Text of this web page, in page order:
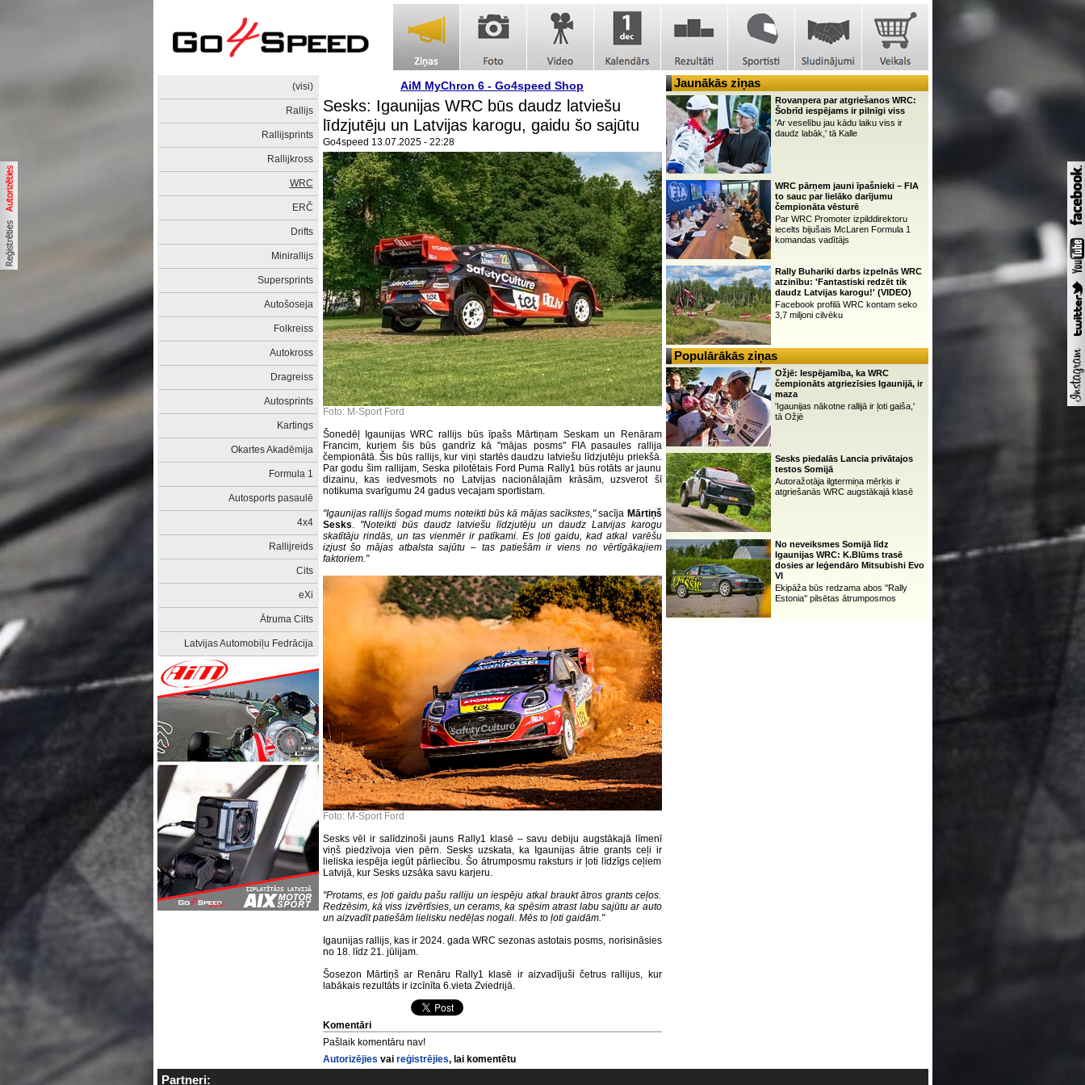
(visi)
Rallijs
Rallijsprints
Rallijkross
WRC
ERČ
Drifts
Minirallijs
Supersprints
Autošoseja
Folkreiss
Autokross
Dragreiss
Autosprints
Kartings
Okartes Akadēmija
Formula 1
Autosports pasaulē
4x4
Rallijreids
Cits
eXi
Ātruma Cilts
Latvijas Automobiļu Fedrācija
AiM MyChron 6 - Go4speed Shop
Sesks: Igaunijas WRC būs daudz latviešu
līdzjutēju un Latvijas karogu, gaidu šo sajūtu
Go4speed 13.07.2025 - 22:28
Foto: M-Sport Ford
Šonedēļ Igaunijas WRC rallijs būs īpašs Mārtiņam Seskam un Renāram
Francim, kuriem šis būs gandrīz kā "mājas posms" FIA pasaules rallija
čempionātā. Šis būs rallijs, kur viņi startēs daudzu latviešu līdzjutēju priekšā.
Par godu šim rallijam, Seska pilotētais Ford Puma Rally1 būs rotāts ar jaunu
dizainu, kas iedvesmots no Latvijas nacionālajām krāsām, uzsverot šī
notikuma svarīgumu 24 gadus vecajam sportistam.
"Igaunijas rallijs šogad mums noteikti būs kā mājas sacīkstes,"sacīja Mārtiņš
Sesks. "Noteikti būs daudz latviešu līdzjutēju un daudz Latvijas karogu
skatītāju rindās, un tas vienmēr ir patīkami. Es ļoti gaidu, kad atkal varēšu
izjust šo mājas atbalsta sajūtu – tas patiešām ir viens no vērtīgākajiem
faktoriem."
Foto: M-Sport Ford
Sesks vēl ir salīdzinoši jauns Rally1 klasē – savu debiju augstākajā līmenī
viņš piedzīvoja vien pērn. Sesks uzskata, ka Igaunijas ātrie grants ceļi ir
lieliska iespēja iegūt pārliecību. Šo ātrumposmu raksturs ir ļoti līdzīgs ceļiem
Latvijā, kur Sesks uzsāka savu karjeru.
"Protams, es ļoti gaidu pašu ralliju un iespēju atkal braukt ātros grants ceļos.
Redzēsim, kā viss izvērtīsies, un cerams, ka spēsim atrast labu sajūtu ar auto
un aizvadīt patiešām lielisku nedēļas nogali. Mēs to ļoti gaidām."
Igaunijas rallijs, kas ir 2024. gada WRC sezonas astotais posms, norisināsies
no 18. līdz 21. jūlijam.
Šosezon Mārtiņš ar Renāru Rally1 klasē ir aizvadījuši četrus rallijus, kur
labākais rezultāts ir izcīnīta 6.vieta Zviedrijā.
Komentāri
Pašlaik komentāru nav!
Autorizējies vai reģistrējies, lai komentētu
Jaunākās ziņas
Rovanpera par atgriešanos WRC:
Šobrīd iespējams ir pilnīgi viss
'Ar veselību jau kādu laiku viss ir
daudz labāk,' tā Kalle
WRC pārņem jauni īpašnieki – FIA
to sauc par lielāko darījumu
čempionāta vēsturē
Par WRC Promoter izpilddirektoru
iecelts bijušais McLaren Formula 1
komandas vadītājs
Rally Buhariki darbs izpelnās WRC
atzinību: 'Fantastiski redzēt tik
daudz Latvijas karogu!' (VIDEO)
Facebook profilā WRC kontam seko
3,7 miljoni cilvēku
Populārākās ziņas
Ožjē: Iespējamība, ka WRC
čempionāts atgriezīsies Igaunijā, ir
maza
'Igaunijas nākotne rallijā ir ļoti gaiša,'
tā Ožjē
Sesks piedalās Lancia privātajos
testos Somijā
Autoražotāja ilgtermiņa mērķis ir
atgriešanās WRC augstākajā klasē
No neveiksmes Somijā līdz
Igaunijas WRC: K.Blūms trasē
dosies ar leģendāro Mitsubishi Evo
VI
Ekipāža būs redzama abos ''Rally
Estonia'' pilsētas ātrumposmos
Partneri: